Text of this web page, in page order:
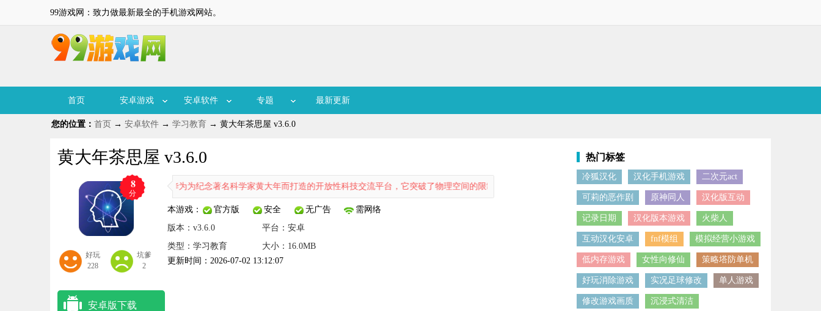
99游戏网：致力做最新最全的手机游戏网站。
首页 安卓游戏 安卓软件 专题 最新更新
您的位置： 首页 → 安卓软件 → 学习教育 → 黄大年茶思屋 v3.6.0
黄大年茶思屋 v3.6.0
8
分
好玩
228
坑爹
2
黄大年茶思屋是华为为纪念著名科学家黄大年而打造的开放性科技交流平台，它突破了物理空间的限制，是一个全天候开放的科学技术交流场所。在这里，用户既能获取丰富的学术资料进行学习
本游戏： 官方版 安全 无广告
需网络
版本：v3.6.0
平台： 安卓
类型：学习教育
大小：16.0MB
更新时间：2026-07-02 13:12:07
安卓版下载
热门标签
冷狐汉化 汉化手机游戏 二次元act
可莉的恶作剧 原神同人 汉化版互动
记录日期 汉化版本游戏 火柴人
互动汉化安卓 fnf模组 模拟经营小游戏
低内存游戏 女性向修仙 策略塔防单机
好玩消除游戏 实况足球修改 单人游戏
修改游戏画质 沉浸式清洁